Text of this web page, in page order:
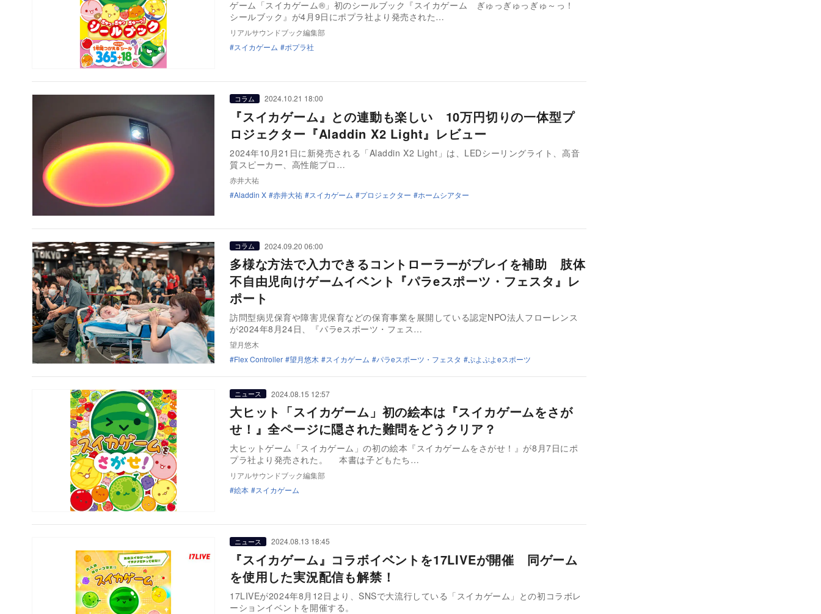
ゲーム「スイカゲーム®」初のシールブック『スイカゲーム ぎゅっぎゅっぎゅ～っ！
シールブック』が4月9日にポプラ社より発売された…
リアルサウンドブック編集部
スイカゲーム
ポプラ社
コラム 2024.10.21 18:00
『スイカゲーム』との連動も楽しい 10万円切りの一体型プ
ロジェクター『Aladdin X2 Light』レビュー
2024年10月21日に新発売される「Aladdin X2 Light」は、LEDシーリングライト、高音
質スピーカー、高性能プロ…
赤井大祐
Aladdin X
赤井大祐 スイカゲーム プロジェクター ホームシアター
コラム 2024.09.20 06:00
多様な方法で入力できるコントローラーがプレイを補助 肢体
不自由児向けゲームイベント『パラeスポーツ・フェスタ』レ
ポート
訪問型病児保育や障害児保育などの保育事業を展開している認定NPO法人フローレンス
が2024年8月24日、『パラeスポーツ・フェス…
望月悠木
Flex Controller
望月悠木 スイカゲーム パラeスポーツ・フェスタ ぷよぷよeスポーツ
ニュース 2024.08.15 12:57
大ヒット「スイカゲーム」初の絵本は『スイカゲームをさが
せ！』全ページに隠された難問をどうクリア？
大ヒットゲーム「スイカゲーム」の初の絵本『スイカゲームをさがせ！』が8月7日にポ
プラ社より発売された。 本書は子どもたち…
リアルサウンドブック編集部
絵本
スイカゲーム
ニュース 2024.08.13 18:45
『スイカゲーム』コラボイベントを17LIVEが開催 同ゲーム
を使用した実況配信も解禁！
17LIVEが2024年8月12日より、SNSで大流行している「スイカゲーム」との初コラボレ
ーションイベントを開催する。